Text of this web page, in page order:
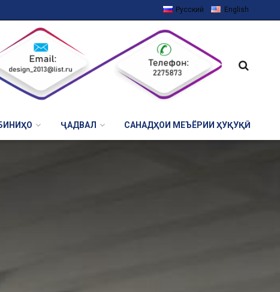
Русский English
ҶАДВАЛ САНАДҲОИ МЕЪЁРИИ ҲУҚУҚӢ